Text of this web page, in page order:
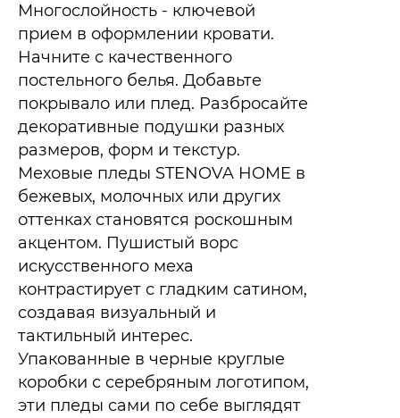
Многослойность - ключевой
прием в оформлении кровати.
Начните с качественного
постельного белья. Добавьте
покрывало или плед. Разбросайте
декоративные подушки разных
размеров, форм и текстур.
Меховые пледы STENOVA HOME в
бежевых, молочных или других
оттенках становятся роскошным
акцентом. Пушистый ворс
искусственного меха
контрастирует с гладким сатином,
создавая визуальный и
тактильный интерес.
Упакованные в черные круглые
коробки с серебряным логотипом,
эти пледы сами по себе выглядят